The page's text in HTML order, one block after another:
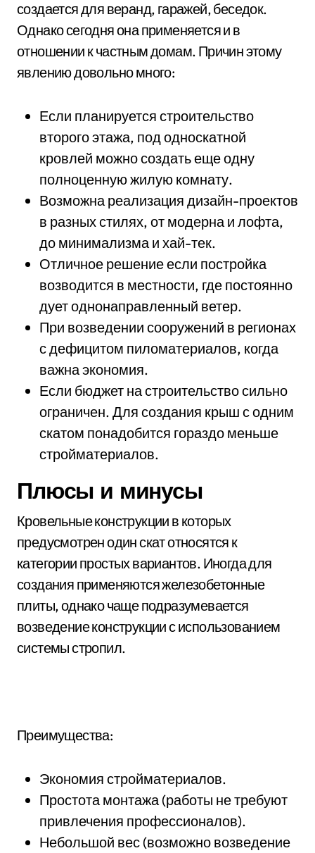
создается для веранд, гаражей, беседок.
Однако сегодня она применяется и в
отношении к частным домам. Причин этому
явлению довольно много:
Если планируется строительство
второго этажа, под односкатной
кровлей можно создать еще одну
полноценную жилую комнату.
Возможна реализация дизайн-проектов
в разных стилях, от модерна и лофта,
до минимализма и хай-тек.
Отличное решение если постройка
возводится в местности, где постоянно
дует однонаправленный ветер.
При возведении сооружений в регионах
с дефицитом пиломатериалов, когда
важна экономия.
Если бюджет на строительство сильно
ограничен. Для создания крыш с одним
скатом понадобится гораздо меньше
стройматериалов.
Плюсы и минусы
Кровельные конструкции в которых
предусмотрен один скат относятся к
категории простых вариантов. Иногда для
создания применяются железобетонные
плиты, однако чаще подразумевается
возведение конструкции с использованием
системы стропил.
Преимущества:
Экономия стройматериалов.
Простота монтажа (работы не требуют
привлечения профессионалов).
Небольшой вес (возможно возведение